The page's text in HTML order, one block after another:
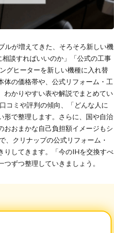
ルが増えてきた、そろそろ新しい機
談すればいいのか」「公式の工事
グヒーターを新しい機種に入れ替
体の価格帯や、公式リフォーム・工
わかりやすい表や解説でまとめてい
コミや評判の傾向、「どんな人に
形で整理します。さらに、国や自治
おおまかな自己負担額イメージもシ
、クリナップの公式リフォーム・
りしてきます。「今のIHを交換すべ
ずつ整理していきましょう。